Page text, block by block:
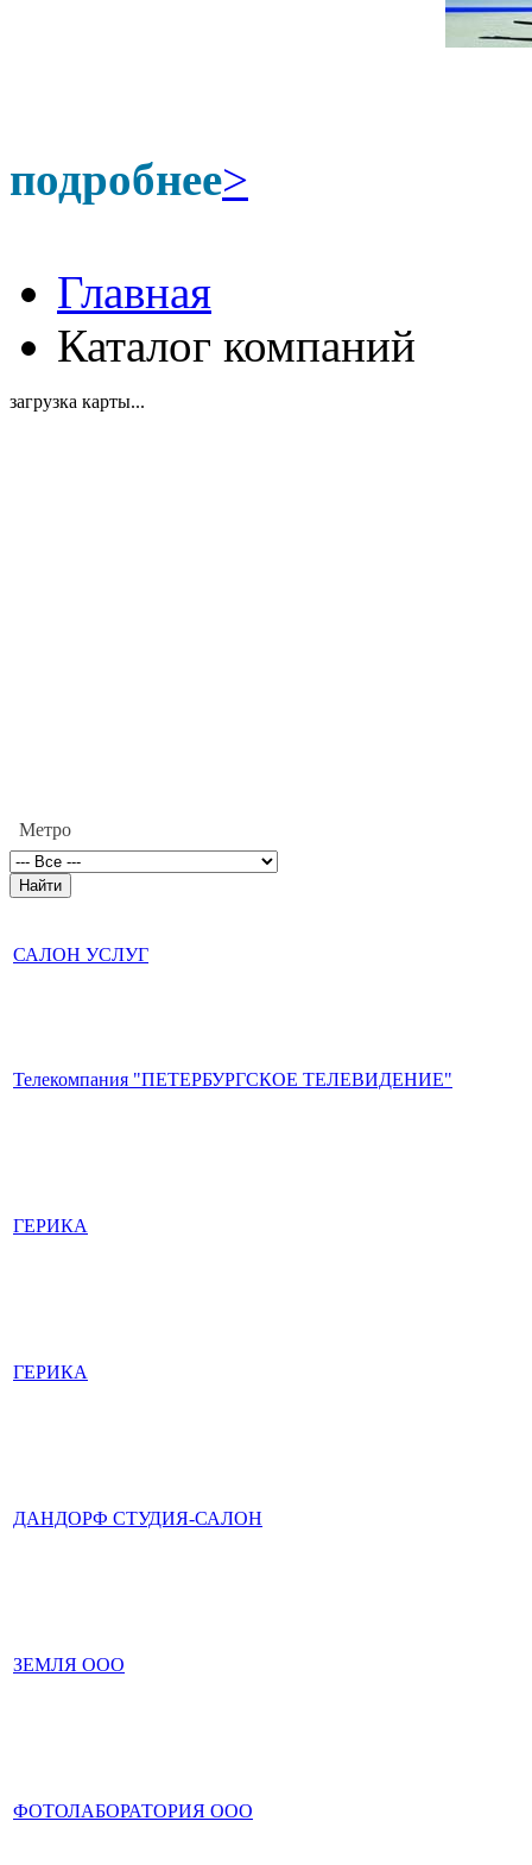
подробнее>
Главная
Каталог компаний
загрузка карты...
Метро
САЛОН УСЛУГ
Телекомпания "ПЕТЕРБУРГСКОЕ ТЕЛЕВИДЕНИЕ"
ГЕРИКА
ГЕРИКА
ДАНДОРФ СТУДИЯ-САЛОН
ЗЕМЛЯ ООО
ФОТОЛАБОРАТОРИЯ ООО